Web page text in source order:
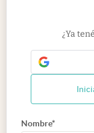
¿Ya
Nombre*